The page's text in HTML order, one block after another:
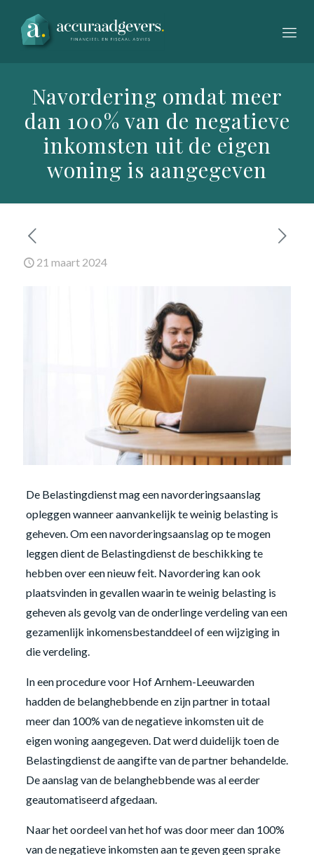
Navordering omdat meer
dan 100% van de negatieve
inkomsten uit de eigen
woning is aangegeven
21 maart 2024
De Belastingdienst mag een navorderingsaanslag
opleggen wanneer aanvankelijk te weinig belasting is
geheven. Om een navorderingsaanslag op te mogen
leggen dient de Belastingdienst de beschikking te
hebben over een nieuw feit. Navordering kan ook
plaatsvinden in gevallen waarin te weinig belasting is
geheven als gevolg van de onderlinge verdeling van een
gezamenlijk inkomensbestanddeel of een wijziging in
die verdeling.
In een procedure voor Hof Arnhem-Leeuwarden
hadden de belanghebbende en zijn partner in totaal
meer dan 100% van de negatieve inkomsten uit de
eigen woning aangegeven. Dat werd duidelijk toen de
Belastingdienst de aangifte van de partner behandelde.
De aanslag van de belanghebbende was al eerder
geautomatiseerd afgedaan.
Naar het oordeel van het hof was door meer dan 100%
van de negatieve inkomsten aan te geven geen sprake